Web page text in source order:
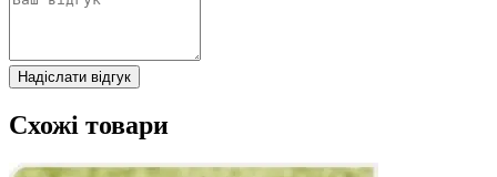
Надіслати відгук
Схожі товари